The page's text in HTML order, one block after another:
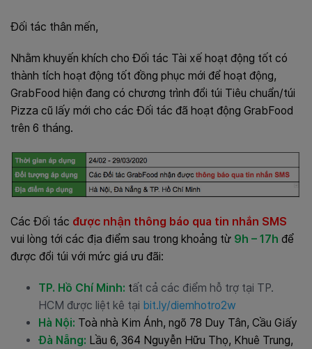
Đối tác thân mến,
Nhằm khuyến khích cho Đối tác Tài xế hoạt động tốt có
thành tích hoạt động tốt đồng phục mới để hoạt động,
GrabFood hiện đang có chương trình đổi túi Tiêu chuẩn/túi
Pizza cũ lấy mới cho các Đối tác đã hoạt động GrabFood
trên 6 tháng.
Các Đối tác được nhận thông báo qua tin nhắn SMS
vui lòng tới các địa điểm sau trong khoảng từ 9h – 17h để
được đổi túi với mức giá ưu đãi:
TP. Hồ Chí Minh: tất cả các điểm hỗ trợ tại TP.
HCM được liệt kê tại bit.ly/diemhotro2w
Hà Nội: Toà nhà Kim Ánh, ngõ 78 Duy Tân, Cầu Giấy
Đà Nẵng: Lầu 6, 364 Nguyễn Hữu Thọ, Khuê Trung,